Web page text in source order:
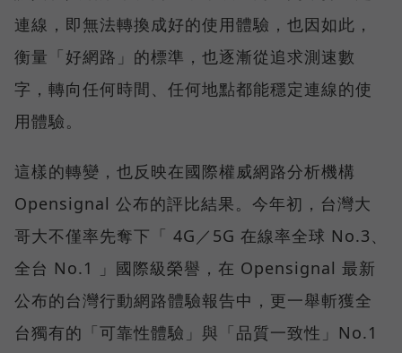
連線，即無法轉換成好的使用體驗，也因如此，
衡量「好網路」的標準，也逐漸從追求測速數
字，轉向任何時間、任何地點都能穩定連線的使
用體驗。
這樣的轉變，也反映在國際權威網路分析機構
Opensignal 公布的評比結果。今年初，台灣大
哥大不僅率先奪下「 4G／5G 在線率全球 No.3、
全台 No.1 」國際級榮譽，在 Opensignal 最新
公布的台灣行動網路體驗報告中，更一舉斬獲全
台獨有的「可靠性體驗」與「品質一致性」No.1